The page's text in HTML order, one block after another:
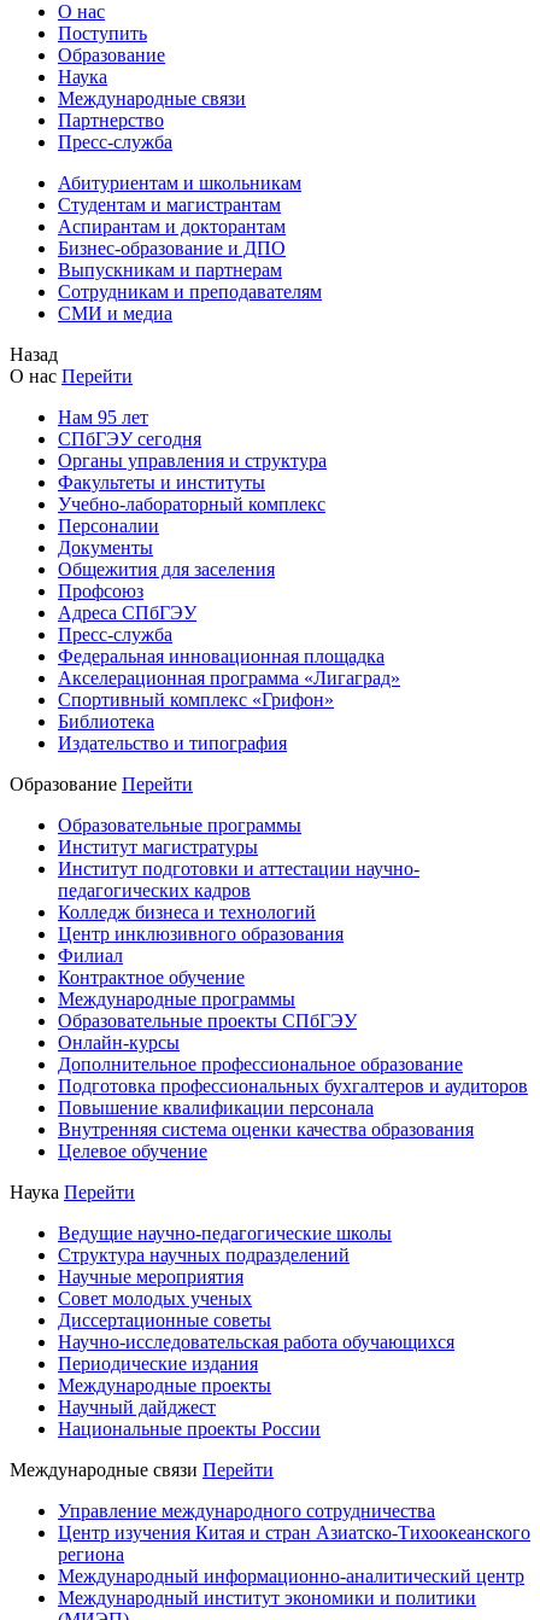
О нас
Поступить
Образование
Наука
Международные связи
Партнерство
Пресс-служба
Абитуриентам и школьникам
Студентам и магистрантам
Аспирантам и докторантам
Бизнес-образование и ДПО
Выпускникам и партнерам
Сотрудникам и преподавателям
СМИ и медиа
Назад
О нас Перейти
Нам 95 лет
СПбГЭУ сегодня
Органы управления и структура
Факультеты и институты
Учебно-лабораторный комплекс
Персоналии
Документы
Общежития для заселения
Профсоюз
Адреса СПбГЭУ
Пресс-служба
Федеральная инновационная площадка
Акселерационная программа «Лигаград»­­
Спортивный комплекс «Грифон»
Библиотека
Издательство и типография
Образование Перейти
Образовательные программы
Институт магистратуры
Институт подготовки и аттестации научно-
педагогических кадров
Колледж бизнеса и технологий
Центр инклюзивного образования
Филиал
Контрактное обучение
Международные программы
Образовательные проекты СПбГЭУ
Онлайн-курсы
Дополнительное профессиональное образование
Подготовка профессиональных бухгалтеров и аудиторов
Повышение квалификации персонала
Внутренняя система оценки качества образования
Целевое обучение
Наука Перейти
Ведущие научно-педагогические школы
Структура научных подразделений
Научные мероприятия
Совет молодых ученых
Диссертационные советы
Научно-исследовательская работа обучающихся
Периодические издания
Международные проекты
Научный дайджест
Национальные проекты России
Международные связи Перейти
Управление международного сотрудничества
Центр изучения Китая и стран Азиатско-Тихоокеанского
региона
Международный информационно-аналитический центр
Международный институт экономики и политики